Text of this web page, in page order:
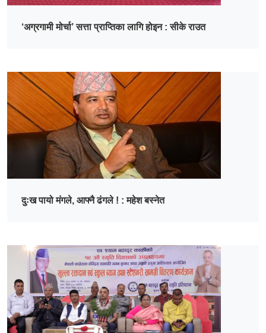
‘अग्रगामी मोर्चा’ सत्ता प्राप्तिका लागि होइन : सीके राउत
दुःख पायो मंगले, आफ्नै ढंगले ! : महेश बस्नेत